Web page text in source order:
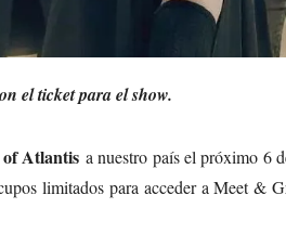
el ticket para el show.
Atlantis a nuestro país el próximo 6
limitados para acceder a Meet &